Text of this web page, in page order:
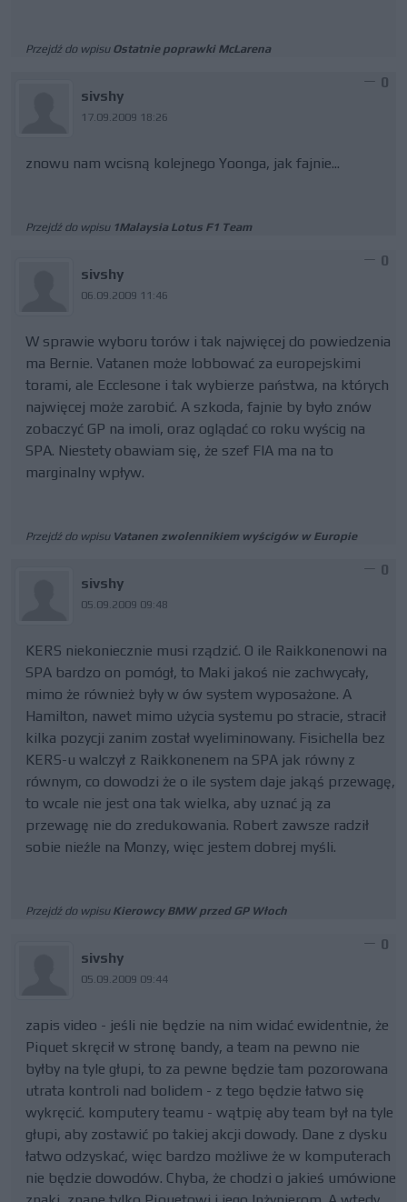
Przejdź do wpisu Ostatnie poprawki McLarena
sivshy
17.09.2009 18:26
0
znowu nam wcisną kolejnego Yoonga, jak fajnie...
Przejdź do wpisu 1Malaysia Lotus F1 Team
sivshy
06.09.2009 11:46
0
W sprawie wyboru torów i tak najwięcej do powiedzenia
ma Bernie. Vatanen może lobbować za europejskimi
torami, ale Ecclesone i tak wybierze państwa, na których
najwięcej może zarobić. A szkoda, fajnie by było znów
zobaczyć GP na imoli, oraz oglądać co roku wyścig na
SPA. Niestety obawiam się, że szef FIA ma na to
marginalny wpływ.
Przejdź do wpisu Vatanen zwolennikiem wyścigów w Europie
sivshy
05.09.2009 09:48
0
KERS niekoniecznie musi rządzić. O ile Raikkonenowi na
SPA bardzo on pomógł, to Maki jakoś nie zachwycały,
mimo że również były w ów system wyposażone. A
Hamilton, nawet mimo użycia systemu po stracie, stracił
kilka pozycji zanim został wyeliminowany. Fisichella bez
KERS-u walczył z Raikkonenem na SPA jak równy z
równym, co dowodzi że o ile system daje jakąś przewagę,
to wcale nie jest ona tak wielka, aby uznać ją za
przewagę nie do zredukowania. Robert zawsze radził
sobie nieźle na Monzy, więc jestem dobrej myśli.
Przejdź do wpisu Kierowcy BMW przed GP Włoch
sivshy
05.09.2009 09:44
0
zapis video - jeśli nie będzie na nim widać ewidentnie, że
Piquet skręcił w stronę bandy, a team na pewno nie
byłby na tyle głupi, to za pewne będzie tam pozorowana
utrata kontroli nad bolidem - z tego będzie łatwo się
wykręcić. komputery teamu - wątpię aby team był na tyle
głupi, aby zostawić po takiej akcji dowody. Dane z dysku
łatwo odzyskać, więc bardzo możliwe że w komputerach
nie będzie dowodów. Chyba, że chodzi o jakieś umówione